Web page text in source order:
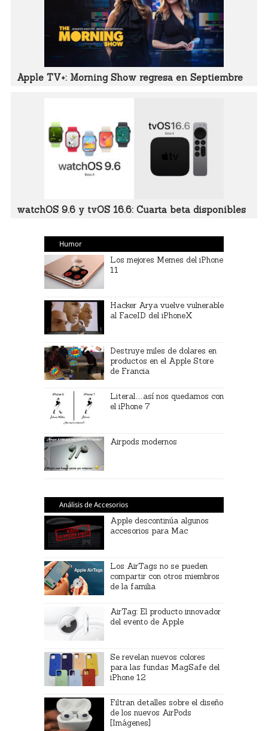
Apple TV+: Morning Show regresa en Septiembre
watchOS 9.6 y tvOS 16.6: Cuarta beta disponibles
Humor
Los mejores Memes del iPhone
11
Hacker Arya vuelve vulnerable
al FaceID del iPhoneX
Destruye miles de dolares en
productos en el Apple Store
de Francia
Literal…así nos quedamos con
el iPhone 7
Airpods modernos
Análisis de Accesorios
Apple descontinúa algunos
accesorios para Mac
Los AirTags no se pueden
compartir con otros miembros
de la familia
AirTag: El producto innovador
del evento de Apple
Se revelan nuevos colores
para las fundas MagSafe del
iPhone 12
Filtran detalles sobre el diseño
de los nuevos AirPods
[Imágenes]